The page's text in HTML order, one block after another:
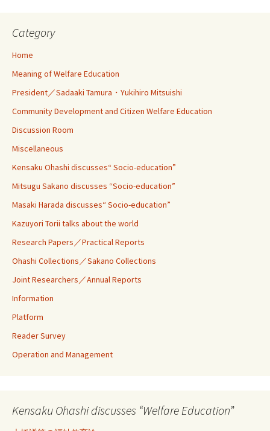
Category
Home
Meaning of Welfare Education
President／Sadaaki Tamura・Yukihiro Mitsuishi
Community Development and Citizen Welfare Education
Discussion Room
Miscellaneous
Kensaku Ohashi discusses“ Socio-education”
Mitsugu Sakano discusses “Socio-education”
Masaki Harada discusses“ Socio-education”
Kazuyori Torii talks about the world
Research Papers／Practical Reports
Ohashi Collections／Sakano Collections
Joint Researchers／Annual Reports
Information
Platform
Reader Survey
Operation and Management
Kensaku Ohashi discusses “Welfare Education”